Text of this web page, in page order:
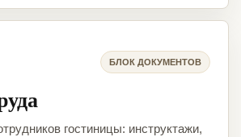
БЛОК ДОКУМЕНТОВ
гостиницы: инструктажи,